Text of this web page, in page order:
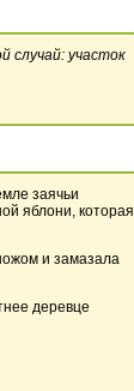
случай: участок
заячьи
яблони, которая
и замазала
деревце